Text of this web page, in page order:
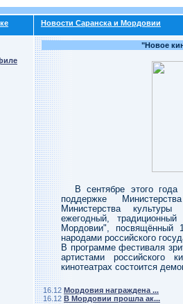
Новости Саранска и Мордовии
"Новое
В сентябре этого
поддержке
Министерства
ежегодный,
Мордовии", посвящённый
народами российского
В программе фестиваля
артистами
кинотеатрах состоится
16.12 Мордовия награждена ...
16.12 В Мордовии прошла ак...